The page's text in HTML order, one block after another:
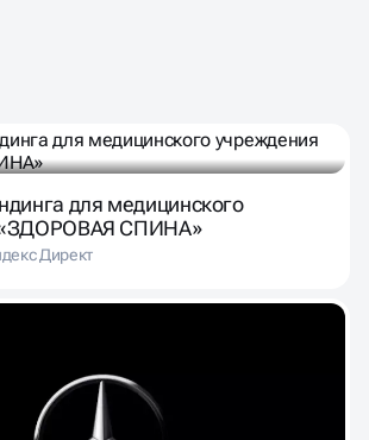
НИШАХ
для медицинского
«ЗДОРОВАЯ СПИНА»
Директ